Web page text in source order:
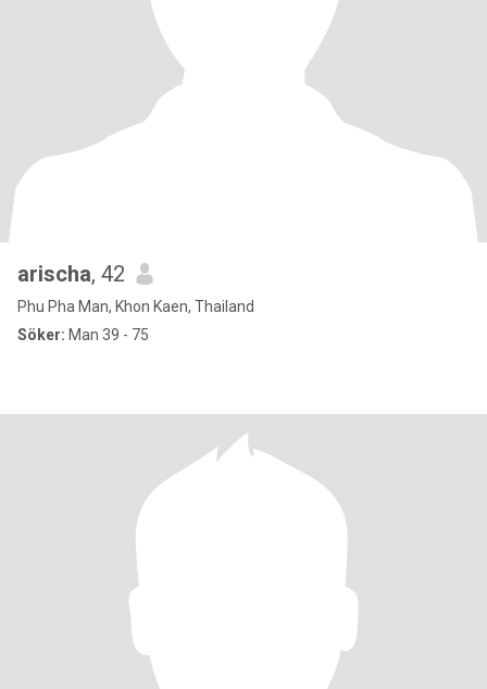
arischa, 42
Phu Pha Man, Khon Kaen, Thailand
Söker: Man 39 - 75